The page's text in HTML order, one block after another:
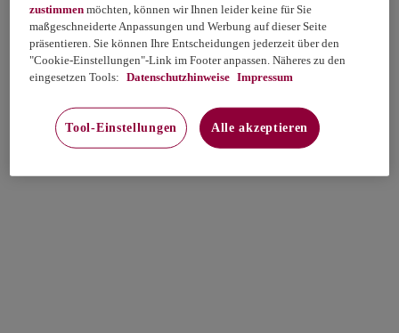
zustimmen möchten, können wir Ihnen leider keine für Sie
maßgeschneiderte Anpassungen und Werbung auf dieser Seite
präsentieren. Sie können Ihre Entscheidungen jederzeit über den
"Cookie-Einstellungen"-Link im Footer anpassen. Näheres zu den
eingesetzen Tools: Datenschutzhinweise Impressum
Tool-Einstellungen Alle akzeptieren